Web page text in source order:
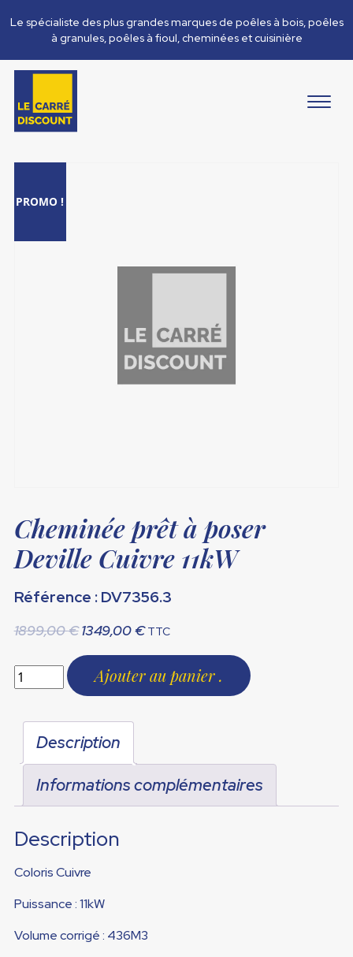
Le spécialiste des plus grandes marques de poêles à bois, poêles
à granules, poêles à fioul, cheminées et cuisinière
PROMO !
Cheminée prêt à poser
Deville Cuivre 11kW
Référence : DV7356.3
1899,00€ Le
initial
était :
1349,00€Le
actuel
est :
TTC
Ajouter au panier
Description
Informations complémentaires
Description
Coloris Cuivre
Puissance : 11kW
Volume corrigé : 436M3